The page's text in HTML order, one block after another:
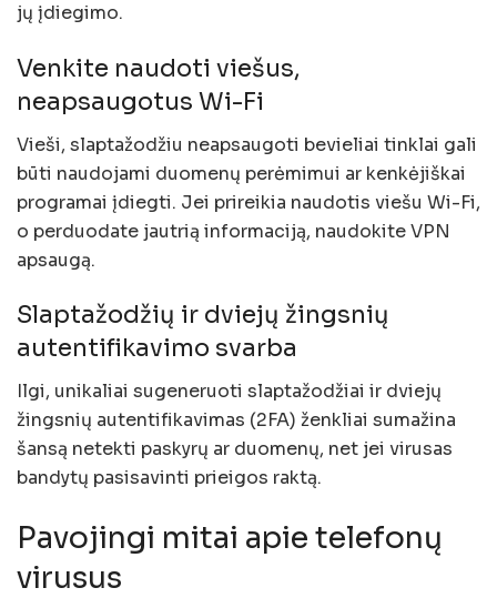
jų įdiegimo.
Venkite naudoti viešus,
neapsaugotus Wi-Fi
Vieši, slaptažodžiu neapsaugoti bevieliai tinklai gali
būti naudojami duomenų perėmimui ar kenkėjiškai
programai įdiegti. Jei prireikia naudotis viešu Wi-Fi,
o perduodate jautrią informaciją, naudokite VPN
apsaugą.
Slaptažodžių ir dviejų žingsnių
autentifikavimo svarba
Ilgi, unikaliai sugeneruoti slaptažodžiai ir dviejų
žingsnių autentifikavimas (2FA) ženkliai sumažina
šansą netekti paskyrų ar duomenų, net jei virusas
bandytų pasisavinti prieigos raktą.
Pavojingi mitai apie telefonų
virusus